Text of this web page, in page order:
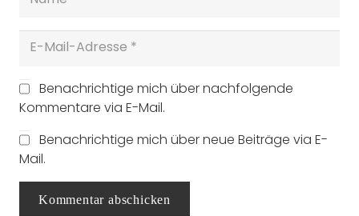
Benachrichtige mich über nachfolgende
Kommentare via E-Mail.
Benachrichtige mich über neue Beiträge via E-
Mail.
Kommentar abschicken